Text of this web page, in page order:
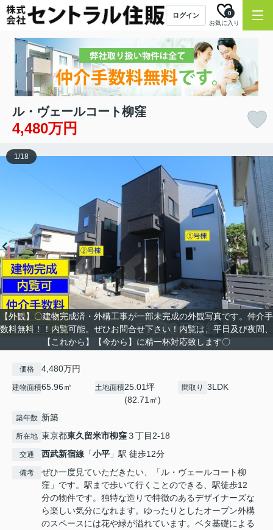
ログイン
お気に入り
0
ル・ヴェールコート柳窪
4,480万円
【外観】〇建物完成済・外構工事が一部未完成の外観写真です。仲介手
数料無料！！内覧可能。ぜひお問合せ下さい！内覧は、平日及び夜間、
【これから】【今から】に精一杯対応致します〇
1 /18
価格 4,480万円
建物面積65.96㎡ 土地面積25.01坪
(82.71㎡)
間取り 3LDK
築年数 新築
所在地 東京都東久留米市柳窪３丁目2-18
交通 西武新宿線 「小平 」駅 徒歩12分
備考
ぜひ一度見ていただきたい、「ル・ヴェールコート柳
窪」です。駅まで歩いて行くことのできる、駅徒歩12
分の物件です。独特な造りで特徴のあるデザイナーズな
ら楽しい気分になれます。ゆったりとしたオープン外構
のスペースには花や緑が溢れています。ベタ基礎による